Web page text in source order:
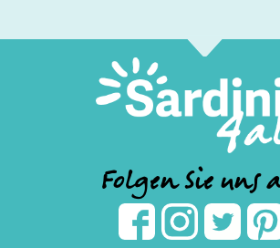
Folgen Sie uns